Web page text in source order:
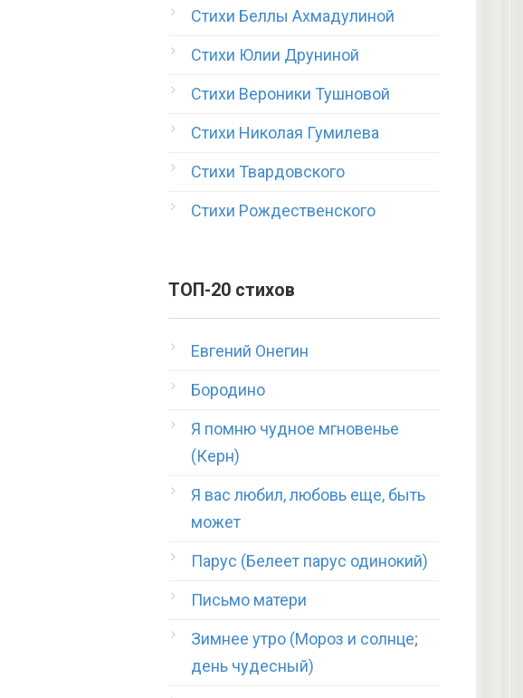
Стихи Беллы Ахмадулиной
Стихи Юлии Друниной
Стихи Вероники Тушновой
Стихи Николая Гумилева
Стихи Твардовского
Стихи Рождественского
ТОП-20 стихов
Евгений Онегин
Бородино
Я помню чудное мгновенье
(Керн)
Я вас любил, любовь еще, быть
может
Парус (Белеет парус одинокий)
Письмо матери
Зимнее утро (Мороз и солнце;
день чудесный)